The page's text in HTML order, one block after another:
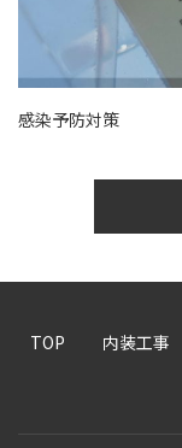
感染予防対策
TOP 内装工事